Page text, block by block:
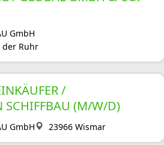
GmbH
der Ruhr
/
SCHIFFBAU (M/W/D)
GmbH 23966 Wismar